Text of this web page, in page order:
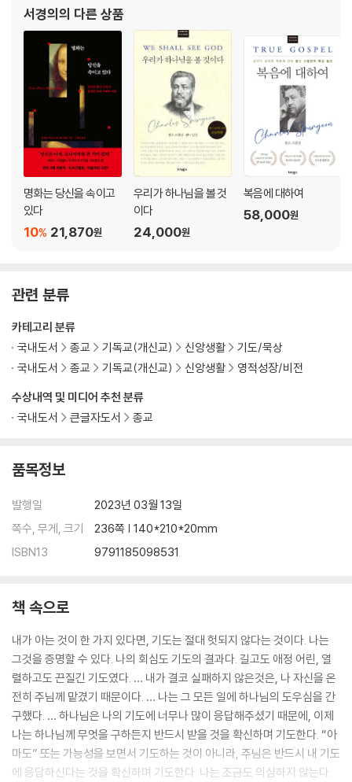
서경의의 다른 상품
명화는 당신을 속이고
있다
21,870원
10%
우리가 하나님을 볼 것
이다
24,000원
복음에 대하여
58,000원
관련 분류
수상내역 및 미디어 추천 분류
국내도서
큰글자도서 종교
카테고리 분류
국내도서
종교 기독교(개신교) 신앙생활
기도/묵상
국내도서
종교 기독교(개신교) 신앙생활 영적성장/비전
품목정보
발행일
2023년 03월 13일
쪽수, 무게, 크기
236쪽 | 140*210*20mm
ISBN13
9791185098531
책 속으로
내가 아는 것이 한 가지 있다면, 기도는 절대 헛되지 않다는 것이다. 나는
그것을 증명할 수 있다. 나의 회심도 기도의 결과다. 길고도 애정 어린, 열
렬하고도 끈질긴 기도였다. … 내가 결코 실패하지 않은것은, 나 자신을 온
전히 주님께 맡겼기 때문이다. … 나는 그 모든 일에 하나님의 도우심을 간
구했다. … 하나님은 나의 기도에 너무나 많이 응답해주셨기 때문에, 이제
나는 하나님께 무엇을 구하든지 반드시 받을 것을 확신하며 기도한다. “아
마도” 또는 가능성을 보면서 기도하는 것이 아니라, 주님은 반드시 내 기도
에 응답하신다는 것을 확신하며 기도한다. 나는 조금도 의심하지 않는다.